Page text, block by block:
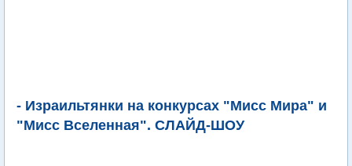
- Израильтянки на конкурсах "Мисс Мира" и
"Мисс Вселенная". СЛАЙД-ШОУ